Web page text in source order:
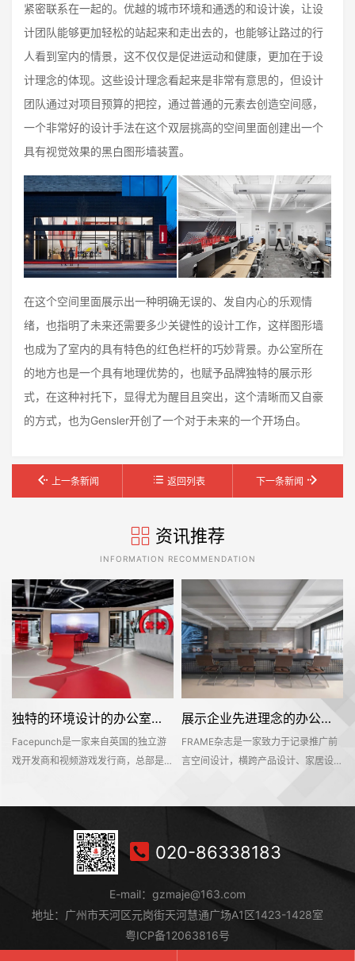
紧密联系在一起的。优越的城市环境和通透的和设计诶，让设
计团队能够更加轻松的站起来和走出去的，也能够让路过的行
人看到室内的情景，这不仅仅是促进运动和健康，更加在于设
计理念的体现。这些设计理念看起来是非常有意思的，但设计
团队通过对项目预算的把控，通过普通的元素去创造空间感，
一个非常好的设计手法在这个双层挑高的空间里面创建出一个
具有视觉效果的黑白图形墙装置。
在这个空间里面展示出一种明确无误的、发自内心的乐观情
绪，也指明了未来还需要多少关键性的设计工作，这样图形墙
也成为了室内的具有特色的红色栏杆的巧妙背景。办公室所在
的地方也是一个具有地理优势的，也赋予品牌独特的展示形
式，在这种衬托下，显得尤为醒目且突出，这个清晰而又自豪
的方式，也为Gensler开创了一个对于未来的一个开场白。
上一条新闻 返回列表 下一条新闻
资讯推荐
INFORMATION RECOMMENDATION
独特的环境设计的办公室装修空间是怎样打造的——Facepunch
Facepunch是一家来自英国的独立游
戏开发商和视频游戏发行商，总部是位
所有员工的社交活动中心，同时也能够
对外接待公众，让明天呢参观和探索纪
念产品和相关商品。这个独特的地方有
着丰富的场景、游戏和社交空间，可以
吸引员工和访客想要进入其中一探究竟
展示企业先进理念的办公室装修设计空间是怎样的——FRAME
FRAME杂志是一家致力于记录推广前
言空间设计，横跨产品设计、家居设
是一个工作环境，也是一个企业理念的
平台。该项目位于深业上城商区，可直
达莲花山和笔架山公园，呈现出独具一
020-86338183
E-mail：gzmaje@163.com
地址：广州市天河区元岗街天河慧通广场A1区1423-1428室
粤ICP备12063816号